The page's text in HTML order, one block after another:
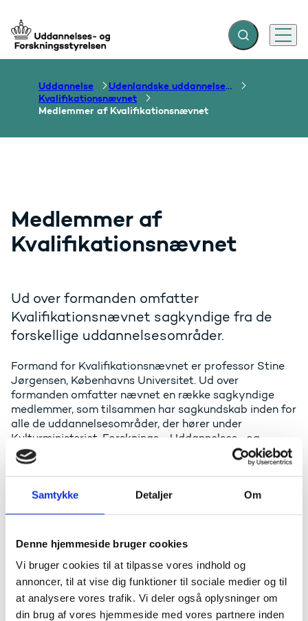
Samtykke Detaljer Om
Denne hjemmeside bruger cookies
Vi bruger cookies til at tilpasse vores indhold og
annoncer, til at vise dig funktioner til sociale medier og til
at analysere vores trafik. Vi deler også oplysninger om
din brug af vores hjemmeside med vores partnere inden
Gå til forsiden Fold søgefelt ud
Menu
Uddannelse
Udenlandske uddannelser og dokumentation over grænser
Kvalifikationsnævnet
Medlemmer af Kvalifikationsnævnet
Medlemmer af
Kvalifikationsnævnet
Ud over formanden omfatter
Kvalifikationsnævnet sagkyndige fra de
forskellige uddannelsesområder.
Formand for Kvalifikationsnævnet er professor Stine
Jørgensen, Københavns Universitet. Ud over
formanden omfatter nævnet en række sagkyndige
medlemmer, som tilsammen har sagkundskab inden for
alle de uddannelsesområder, der hører under
Kulturministeriet, Forsknings-, Uddannelses- og
Digitaliseringsministeriet eller
Undervisningsministeriet.
Formanden og medlemmerne beskikkes for fire år ad
I hver klagesag består nævnet af en formand og
mindst to sagkyndige medlemmer. Formanden er
således permanent i alle sagerne, mens de sagkyndige
varierer efter det konkrete fagområde, som afgørelsen
vedrører.